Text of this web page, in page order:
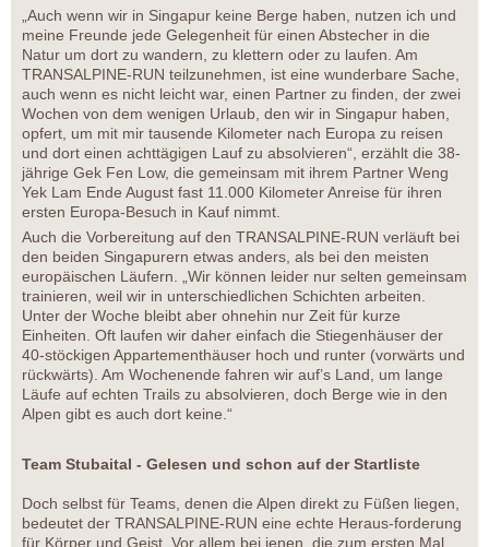
„Auch wenn wir in Singapur keine Berge haben, nutzen ich und
meine Freunde jede Gelegenheit für einen Abstecher in die
Natur um dort zu wandern, zu klettern oder zu laufen. Am
TRANSALPINE-RUN teilzunehmen, ist eine wunderbare Sache,
auch wenn es nicht leicht war, einen Partner zu finden, der zwei
Wochen von dem wenigen Urlaub, den wir in Singapur haben,
opfert, um mit mir tausende Kilometer nach Europa zu reisen
und dort einen achttägigen Lauf zu absolvieren“, erzählt die 38-
jährige Gek Fen Low, die gemeinsam mit ihrem Partner Weng
Yek Lam Ende August fast 11.000 Kilometer Anreise für ihren
ersten Europa-Besuch in Kauf nimmt.
Auch die Vorbereitung auf den TRANSALPINE-RUN verläuft bei
den beiden Singapurern etwas anders, als bei den meisten
europäischen Läufern. „Wir können leider nur selten gemeinsam
trainieren, weil wir in unterschiedlichen Schichten arbeiten.
Unter der Woche bleibt aber ohnehin nur Zeit für kurze
Einheiten. Oft laufen wir daher einfach die Stiegenhäuser der
40-stöckigen Appartementhäuser hoch und runter (vorwärts und
rückwärts). Am Wochenende fahren wir auf’s Land, um lange
Läufe auf echten Trails zu absolvieren, doch Berge wie in den
Alpen gibt es auch dort keine.“
Team Stubaital - Gelesen und schon auf der Startliste
Doch selbst für Teams, denen die Alpen direkt zu Füßen liegen,
bedeutet der TRANSALPINE-RUN eine echte Heraus-forderung
für Körper und Geist. Vor allem bei jenen, die zum ersten Mal